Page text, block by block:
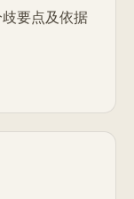
要点及依据